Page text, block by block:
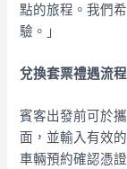
點的旅程。我們
驗。」
兌換套票禮遇流
賓客出發前可於
面，並輸入有效
車輛預約確認憑